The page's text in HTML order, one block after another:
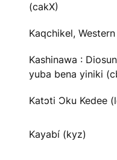
(cakX)
Kaqchikel,
Kashinawa :
yuba bena yiniki
Katɔti Ɔku Kedee
Kayabí (kyz)